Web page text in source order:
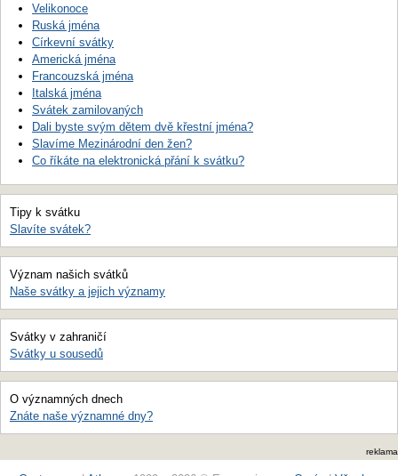
Velikonoce
Ruská jména
Církevní svátky
Americká jména
Francouzská jména
Italská jména
Svátek zamilovaných
Dali byste svým dětem dvě křestní jména?
Slavíme Mezinárodní den žen?
Co říkáte na elektronická přání k svátku?
Tipy k svátku
Slavíte svátek?
Význam našich svátků
Naše svátky a jejich významy
Svátky v zahraničí
Svátky u sousedů
O významných dnech
Znáte naše významné dny?
reklama